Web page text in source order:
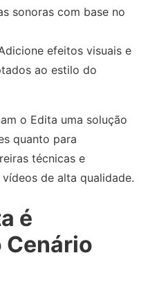
sonoras com base no
efeitos visuais e
ao estilo do
o Edita uma solução
quanto para
técnicas e
de alta qualidade.
é
Cenário